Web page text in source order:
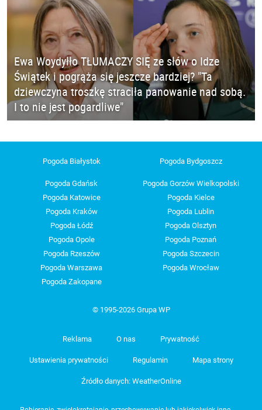
Ewa Woydyłło TŁUMACZY SIĘ ze słów o Idze
Świątek i pogrąża się jeszcze bardziej? "Ta
dziewczyna troszkę straciła panowanie nad sobą.
I to nie jest pogardliwe"
Pogoda Białystok Pogoda Bydgoszcz
Pogoda Gdańsk
Pogoda Gorzów Wielkopolski
Pogoda Katowice
Pogoda Kielce
Pogoda Kraków
Pogoda Lublin
Pogoda Łódź
Pogoda Olsztyn
Pogoda Opole
Pogoda Poznań
Pogoda Rzeszów
Pogoda Szczecin
Pogoda Warszawa
Pogoda Wrocław
Pogoda Zakopane
© 1995-2026 Grupa WP
Reklama O nas Prywatność
Ustawienia prywatności Regulamin Mapa strony
Źródło danych: WeatherOnline